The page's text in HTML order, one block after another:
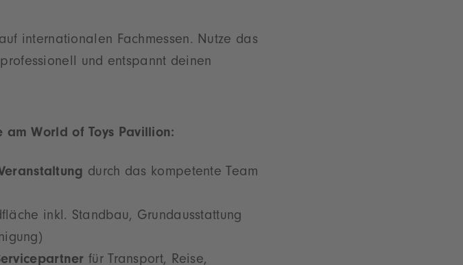
internationalen Fachmessen. Nutze das
und entspannt deinen
World of Toys Pavillion:
durch das kompetente Team
inkl. Standbau, Grundausstattung
für Transport, Reise,